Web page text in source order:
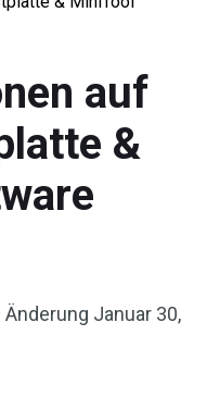
auf
&
Januar 30,